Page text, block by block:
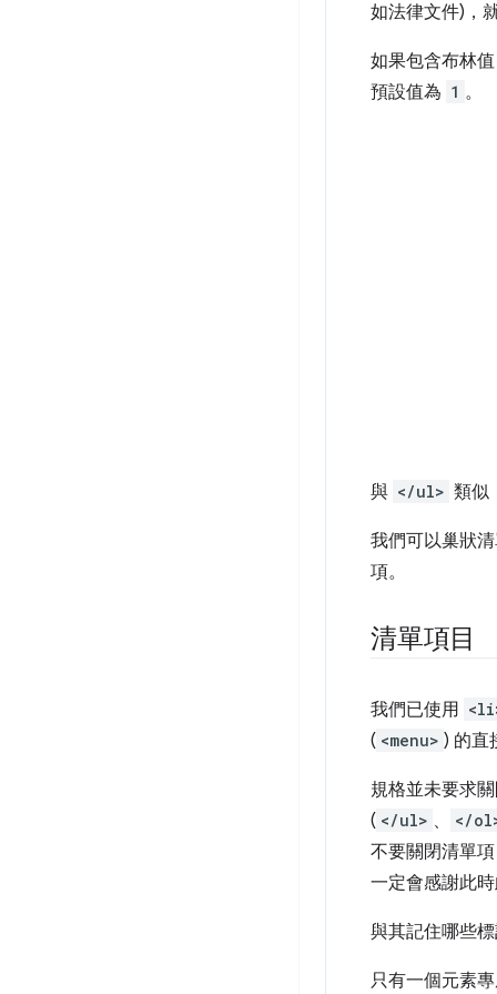
如法律文件)，
如果包含布林
預設值為 1 。
與 </ul> 類似
我們可以巢狀
項。
清單項目
我們已使用
( <menu> ) 的直
規格並未要求
( </ul> 、 </
不要關閉清單
一定會感謝此
與其記住哪些
只有一個元素